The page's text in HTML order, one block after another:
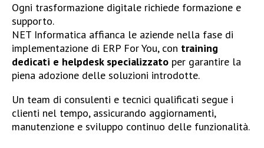
Ogni trasformazione digitale richiede formazione e
supporto.
NET Informatica affianca le aziende nella fase di
implementazione di ERP For You, con training
dedicati e helpdesk specializzato per garantire la
piena adozione delle soluzioni introdotte.
Un team di consulenti e tecnici qualificati segue i
clienti nel tempo, assicurando aggiornamenti,
manutenzione e sviluppo continuo delle funzionalità.